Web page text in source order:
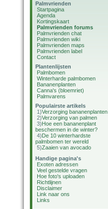
Palmvrienden
Startpagina
Agenda
Kortingskaart
Palmvrienden forums
Palmvrienden chat
Palmvrienden wiki
Palmvrienden maps
Palmvrienden label
Contact
Plantenlijsten
Palmbomen
Winterharde palmbomen
Bananenplanten
Canna's (bloemriet)
Palmvarens
Populairste artikels
1)Verzorging bananenplanten
2)Verzorging van palmen
3)Hoe een bananenplant
beschermen in de winter?
4)De 10 winterhardste
palmbomen ter wereld
5)Zaaien van avocado
Handige pagina's
Exoten adressen
Veel gestelde vragen
Hoe foto's uploaden
Richtlijnen
Disclaimer
Link naar ons
Links